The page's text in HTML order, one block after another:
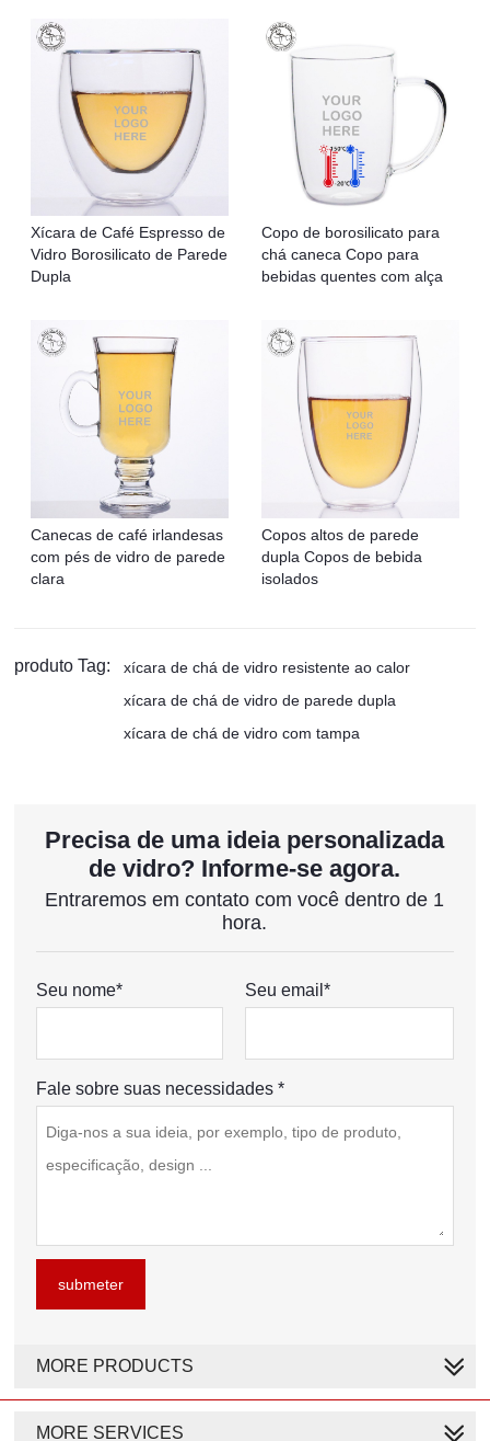
Xícara de Café Espresso de
Vidro Borosilicato de Parede
Dupla
Copo de borosilicato para
chá caneca Copo para
bebidas quentes com alça
Canecas de café irlandesas
com pés de vidro de parede
clara
Copos altos de parede
dupla Copos de bebida
isolados
produto Tag:
xícara de chá de vidro resistente ao calor
xícara de chá de vidro de parede dupla
xícara de chá de vidro com tampa
Precisa de uma ideia personalizada
de vidro? Informe-se agora.
Entraremos em contato com você dentro de 1
hora.
Seu nome* Seu email*
Fale sobre suas necessidades *
submeter
MORE PRODUCTS
MORE SERVICES